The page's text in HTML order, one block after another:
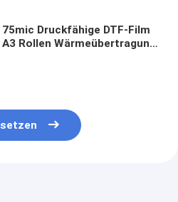
75mic Druckfähige DTF-Film
A3 Rollen Wärmeübertragung